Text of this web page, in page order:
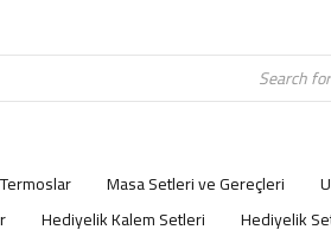
Masa Setleri ve Gereçleri
Termoslar
Hediyelik
Hediyelik Kalem Setleri